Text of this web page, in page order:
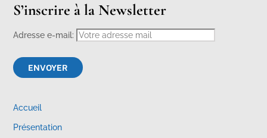
S’inscrire à la Newsletter
Adresse e-mail:
Accueil
Présentation